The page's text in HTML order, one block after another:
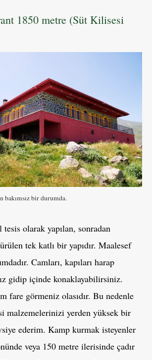
1850 metre (Süt Kilisesi
bakımsız bir durumda.
olarak yapılan, sonradan
tek katlı bir yapıdır. Maalesef
Camları, kapıları harap
gidip içinde konaklayabilirsiniz.
fare görmeniz olasıdır. Bu nedenle
malzemelerinizi yerden yüksek bir
ederim. Kamp kurmak isteyenler
veya 150 metre ilerisinde çadır